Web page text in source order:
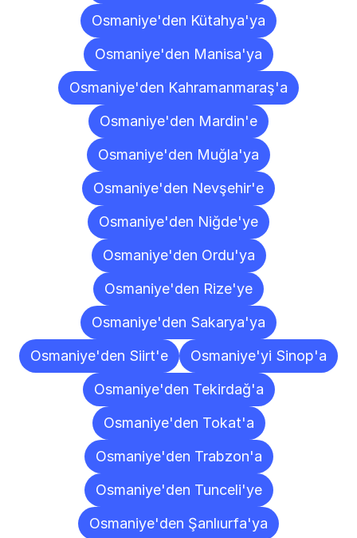
Osmaniye'den Kütahya'ya
Osmaniye'den Manisa'ya
Osmaniye'den Kahramanmaraş'a
Osmaniye'den Mardin'e
Osmaniye'den Muğla'ya
Osmaniye'den Nevşehir'e
Osmaniye'den Niğde'ye
Osmaniye'den Ordu'ya
Osmaniye'den Rize'ye
Osmaniye'den Sakarya'ya
Osmaniye'den Siirt'e
Osmaniye'yi Sinop'a
Osmaniye'den Tekirdağ'a
Osmaniye'den Tokat'a
Osmaniye'den Trabzon'a
Osmaniye'den Tunceli'ye
Osmaniye'den Şanlıurfa'ya